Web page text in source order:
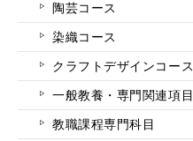
陶芸コース
染織コース
クラフトデザインコース
一般教養・専門関連項目
教職課程専門科目